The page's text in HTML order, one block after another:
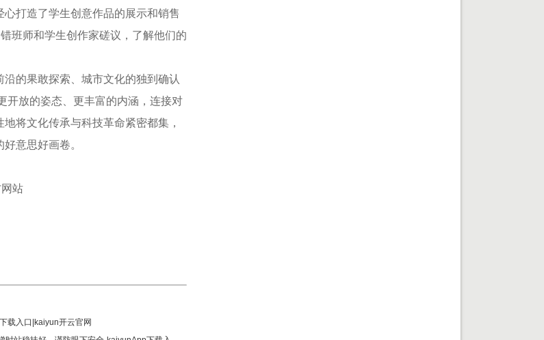
打造了学生创意作品的展示和销售
班师和学生创作家磋议，了解他们的
的果敢探索、城市文化的独到确认
放的姿态、更丰富的内涵，连接对
将文化传承与科技革命紧密都集，
意思好画卷。
站
载入口|kaiyun开云官网